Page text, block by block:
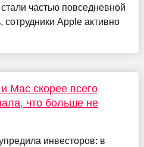
частью повседневной
Apple активно
Mac скорее всего
что больше не
инвесторов: в